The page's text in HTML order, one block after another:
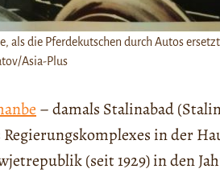
als die Pferdekutschen durch Autos
Asia-Plus
– damals Stalinabad
Regierungskomplexes in der
(seit 1929) in den